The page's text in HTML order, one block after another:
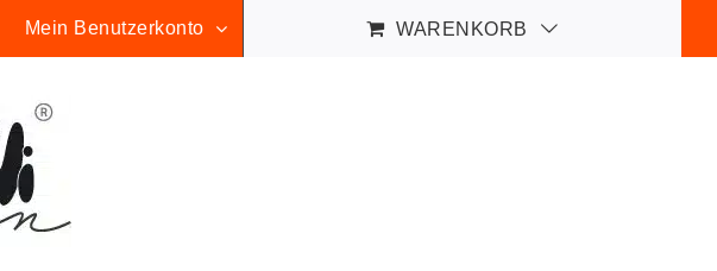
Mein Benutzerkonto WARENKORB